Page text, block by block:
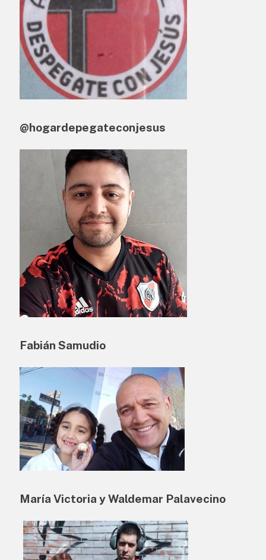
@hogardepegateconjesus
Fabián Samudio
María Victoria y Waldemar Palavecino